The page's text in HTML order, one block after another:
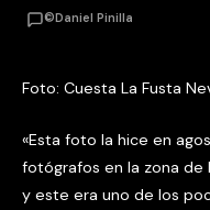
©Daniel Pinilla
Foto: Cuesta La Fusta
«Esta foto la hice en
fotógrafos en la zona de
y este era uno de los